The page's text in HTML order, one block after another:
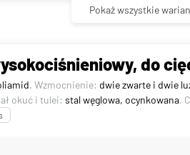
Pokaż wszystkie
do
. Wzmocnienie: dwie zwarte i dwie
okuć i tulei: stal węglowa, ocynkowana.